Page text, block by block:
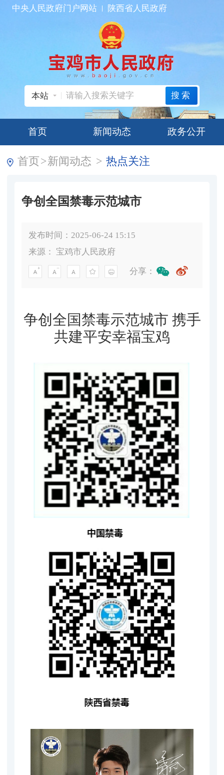
中央人民政府门户网站 陕西省人民政府
本站 搜索
首页 新闻动态 政务公开
首页>新闻动态 > 热点关注
争创全国禁毒示范城市
发布时间：2025-06-24 15:15
来源： 宝鸡市人民政府
分享：
争创全国禁毒示范城市 携手
共建平安幸福宝鸡